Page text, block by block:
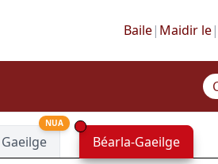
Baile| Maidir le|
Gaeilge
NUA
Béarla-Gaeilge